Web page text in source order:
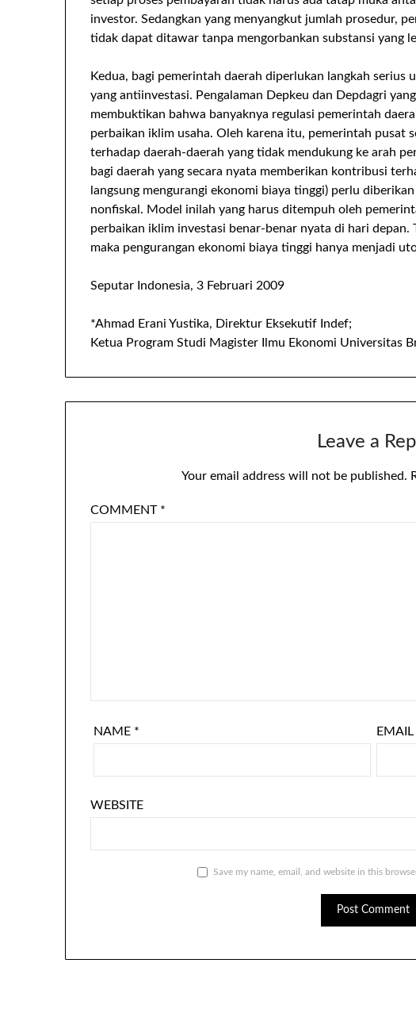
investor. Sedangkan yang menyangkut jumlah prosedur,
tidak dapat ditawar tanpa mengorbankan substansi yang
Kedua, bagi pemerintah daerah diperlukan langkah serius
yang antiinvestasi. Pengalaman Depkeu dan Depdagri
membuktikan bahwa banyaknya regulasi pemerintah
perbaikan iklim usaha. Oleh karena itu, pemerintah pusat
terhadap daerah-daerah yang tidak mendukung ke arah
bagi daerah yang secara nyata memberikan kontribusi
langsung mengurangi ekonomi biaya tinggi) perlu
nonfiskal. Model inilah yang harus ditempuh oleh
perbaikan iklim investasi benar-benar nyata di hari depan.
maka pengurangan ekonomi biaya tinggi hanya menjadi
Seputar Indonesia, 3 Februari 2009
*Ahmad Erani Yustika, Direktur Eksekutif Indef;
Ketua Program Studi Magister Ilmu Ekonomi Universitas
Leave a
Your email address will not be published.
COMMENT *
NAME * EMAIL
WEBSITE
Save my name, email, and website in this